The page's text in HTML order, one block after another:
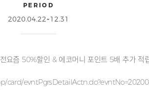
PERIOD
2020.04.22~12.31
요즘 50%할인 & 에코머니 포인트 5배 추가 적
card/